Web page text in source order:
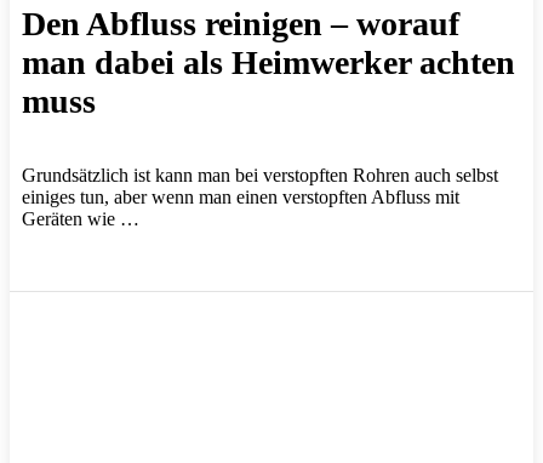
Den Abfluss reinigen – worauf
man dabei als Heimwerker achten
muss
Grundsätzlich ist kann man bei verstopften Rohren auch selbst
einiges tun, aber wenn man einen verstopften Abfluss mit
Geräten wie …